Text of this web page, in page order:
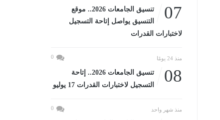
07
تنسيق الجامعات 2026.. موقع
التنسيق يواصل إتاحة التسجيل
لاختبارات القدرات
منذ 24 يومًا 0
08
تنسيق الجامعات 2026.. إتاحة
التسجيل لاختبارات القدرات 17 يوليو
منذ شهر واحد 0